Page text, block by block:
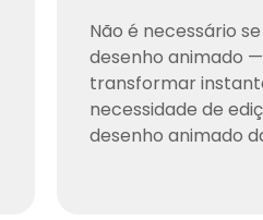
Não é necessário
desenho animado
transformar
necessidade de
desenho animado